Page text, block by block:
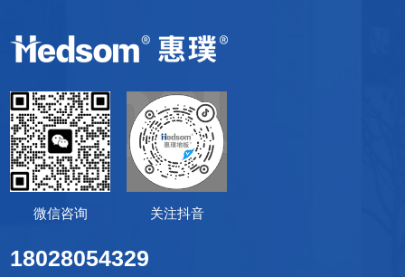
微信咨询 关注抖音
18028054329